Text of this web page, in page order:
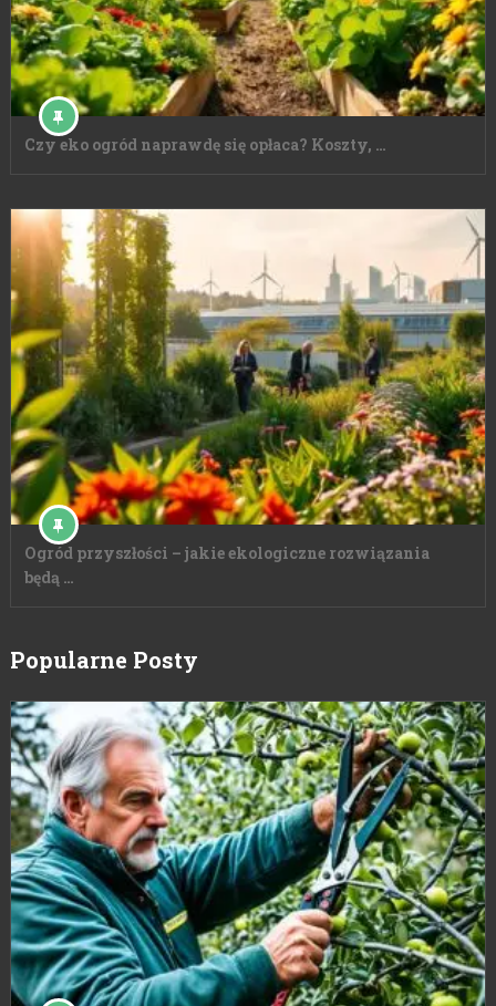
Czy eko ogród naprawdę się opłaca? Koszty, …
Ogród przyszłości – jakie ekologiczne rozwiązania
będą …
Popularne Posty